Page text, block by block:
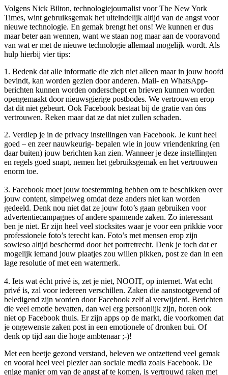
Volgens Nick Bilton, technologiejournalist voor The New York
Times, wint gebruiksgemak het uiteindelijk altijd van de angst voor
nieuwe technologie. En gemak brengt het ons! We kunnen er dus
maar beter aan wennen, want we staan nog maar aan de vooravond
van wat er met de nieuwe technologie allemaal mogelijk wordt. Als
hulp hierbij vier tips:
1. Bedenk dat alle informatie die zich niet alleen maar in jouw hoofd
bevindt, kan worden gezien door anderen. Mail- en WhatsApp-
berichten kunnen worden onderschept en brieven kunnen worden
opengemaakt door nieuwsgierige postbodes. We vertrouwen erop
dat dit niet gebeurt. Ook Facebook bestaat bij de gratie van óns
vertrouwen. Reken maar dat ze dat niet zullen schaden.
2. Verdiep je in de privacy instellingen van Facebook. Je kunt heel
goed – en zeer nauwkeurig- bepalen wie in jouw vriendenkring (en
daar buiten) jouw berichten kan zien. Wanneer je deze instellingen
en regels goed snapt, nemen het gebruiksgemak en het vertrouwen
enorm toe.
3. Facebook moet jouw toestemming hebben om te beschikken over
jouw content, simpelweg omdat deze anders niet kan worden
gedeeld. Denk nou niet dat ze jouw foto’s gaan gebruiken voor
advertentiecampagnes of andere spannende zaken. Zo interessant
ben je niet. Er zijn heel veel stocksites waar je voor een prikkie voor
professionele foto’s terecht kan. Foto’s met mensen erop zijn
sowieso altijd beschermd door het portretrecht. Denk je toch dat er
mogelijk iemand jouw plaatjes zou willen pikken, post ze dan in een
lage resolutie of met een watermerk.
4. Iets wat écht privé is, zet je niet, NOOIT, op internet. Wat echt
privé is, zal voor iedereen verschillen. Zaken die aanstootgevend of
beledigend zijn worden door Facebook zelf al verwijderd. Berichten
die veel emotie bevatten, dan wel erg persoonlijk zijn, horen ook
niet op Facebook thuis. Er zijn apps op de markt, die voorkomen dat
je ongewenste zaken post in een emotionele of dronken bui. Of
denk op tijd aan die hoge ambtenaar ;-)!
Met een beetje gezond verstand, beleven we ontzettend veel gemak
en vooral heel veel plezier aan sociale media zoals Facebook. De
enige manier om van de angst af te komen, is vertrouwd raken met